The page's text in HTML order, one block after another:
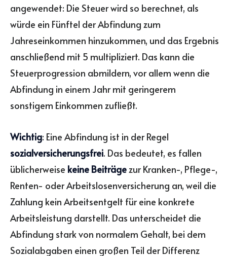
angewendet: Die Steuer wird so berechnet, als
würde ein Fünftel der Abfindung zum
Jahreseinkommen hinzukommen, und das Ergebnis
anschließend mit 5 multipliziert. Das kann die
Steuerprogression abmildern, vor allem wenn die
Abfindung in einem Jahr mit geringerem
sonstigem Einkommen zufließt.
Wichtig: Eine Abfindung ist in der Regel
sozialversicherungsfrei. Das bedeutet, es fallen
üblicherweise keine Beiträgezur Kranken-, Pflege-,
Renten- oder Arbeitslosenversicherung an, weil die
Zahlung kein Arbeitsentgelt für eine konkrete
Arbeitsleistung darstellt. Das unterscheidet die
Abfindung stark von normalem Gehalt, bei dem
Sozialabgaben einen großen Teil der Differenz